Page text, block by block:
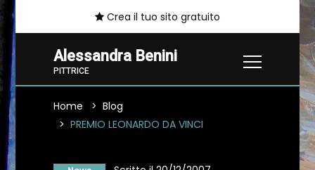
Crea il tuo sito gratuito
Alessandra Benini
PITTRICE
Home
Blog
PREMIO LEONARDO DA VINCI